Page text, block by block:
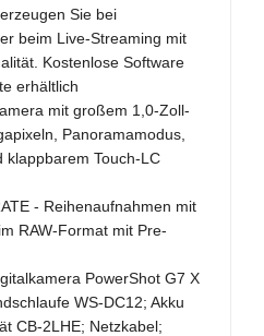
Sie bei
beim Live-Streaming mit
Kostenlose Software
erhältlich
mit großem 1,0-Zoll-
Panoramamodus,
klappbarem Touch-LC
- Reihenaufnahmen mit
RAW-Format mit Pre-
PowerShot G7 X
WS-DC12; Akku
CB-2LHE; Netzkabel;